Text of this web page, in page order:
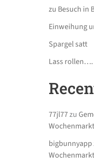
zu Besuch in
Einweihung
Spargel satt
Lass rollen….
77jl77zu
bigbunnyapp